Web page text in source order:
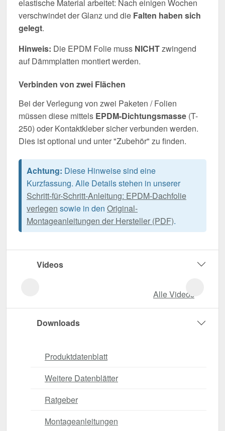
elastische Material arbeitet: Nach einigen Wochen
verschwindet der Glanz und die Falten haben sich
gelegt.
Hinweis: Die EPDM Folie muss NICHTzwingend
auf Dämmplatten montiert werden.
Verbinden von zwei Flächen
Bei der Verlegung von zwei Paketen / Folien
müssen diese mittels EPDM-Dichtungsmasse (T-
250) oder Kontaktkleber sicher verbunden werden.
Dies ist optional und unter "Zubehör" zu finden.
Achtung: Diese Hinweise sind eine
Kurzfassung. Alle Details stehen in unserer
Schritt-für-Schritt-Anleitung: EPDM-Dachfolie
verlegen sowie in den Original-
Montageanleitungen der Hersteller (PDF).
Videos
Alle Videos
Downloads
Produktdatenblatt
Weitere Datenblätter
Ratgeber
Montageanleitungen